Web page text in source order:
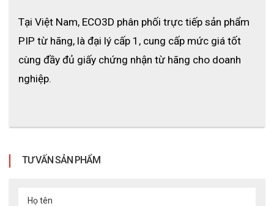
Tại Việt Nam, ECO3D phân phối trực tiếp sản phẩm
PIP từ hãng, là đại lý cấp 1, cung cấp mức giá tốt
cùng đầy đủ giấy chứng nhận từ hãng cho doanh
nghiệp.
TƯ VẤN SẢN PHẨM
Họ tên